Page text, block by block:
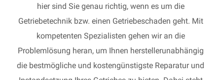
hier sind Sie genau richtig, wenn es um die
Getriebetechnik bzw. einen Getriebeschaden geht. Mit
kompetenten Spezialisten gehen wir an die
Problemlösung heran, um Ihnen herstellerunabhängig
die bestmögliche und kostengünstigste Reparatur und